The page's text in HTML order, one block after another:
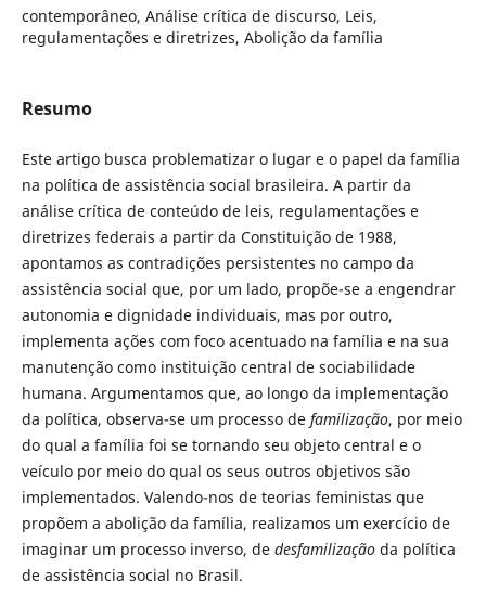
contemporâneo, Análise crítica de discurso, Leis,
regulamentações e diretrizes, Abolição da família
Resumo
Este artigo busca problematizar o lugar e o papel da família
na política de assistência social brasileira. A partir da
análise crítica de conteúdo de leis, regulamentações e
diretrizes federais a partir da Constituição de 1988,
apontamos as contradições persistentes no campo da
assistência social que, por um lado, propõe-se a engendrar
autonomia e dignidade individuais, mas por outro,
implementa ações com foco acentuado na família e na sua
manutenção como instituição central de sociabilidade
humana. Argumentamos que, ao longo da implementação
da política, observa-se um processo de familização, por meio
do qual a família foi se tornando seu objeto central e o
veículo por meio do qual os seus outros objetivos são
implementados. Valendo-nos de teorias feministas que
propõem a abolição da família, realizamos um exercício de
imaginar um processo inverso, de desfamilizaçãoda política
de assistência social no Brasil.